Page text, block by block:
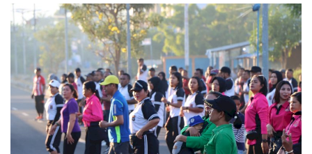
Lantas